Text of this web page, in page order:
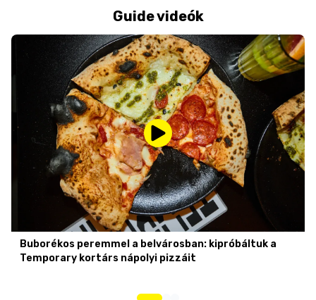
Guide videók
Buborékos peremmel a belvárosban: kipróbáltuk a
Temporary kortárs nápolyi pizzáit